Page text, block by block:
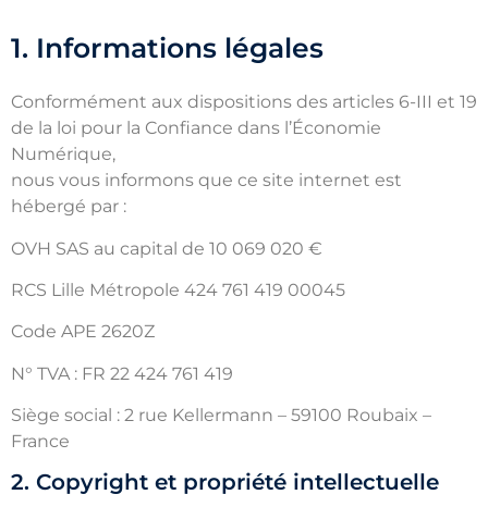
1. Informations légales
Conformément aux dispositions des articles 6-III et 19
de la loi pour la Confiance dans l’Économie
Numérique,
nous vous informons que ce site internet est
hébergé par :
OVH SAS au capital de 10 069 020 €
RCS Lille Métropole 424 761 419 00045
Code APE 2620Z
N° TVA : FR 22 424 761 419
Siège social : 2 rue Kellermann – 59100 Roubaix –
France
2. Copyright et propriété intellectuelle